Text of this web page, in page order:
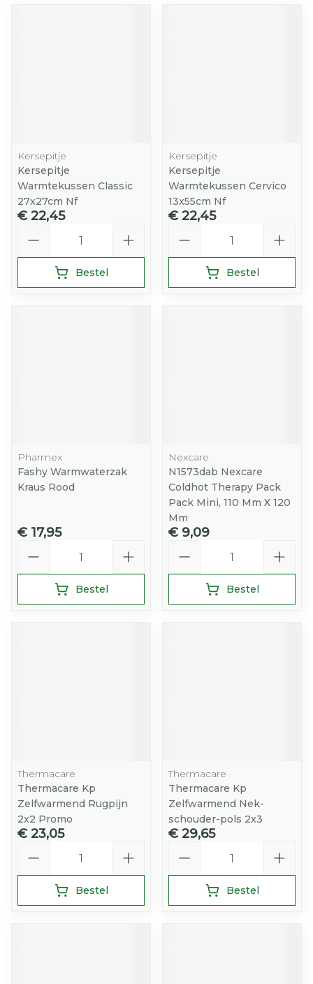
Kersepitje
Kersepitje
Warmtekussen Classic
27x27cm Nf
€ 22,45
Bestel
Kersepitje
Kersepitje
Warmtekussen Cervico
13x55cm Nf
€ 22,45
Bestel
Pharmex
Fashy Warmwaterzak
Kraus Rood
€ 17,95
Bestel
Nexcare
N1573dab Nexcare
Coldhot Therapy Pack
Pack Mini, 110 Mm X 120
Mm
€ 9,09
Bestel
Thermacare
Thermacare Kp
Zelfwarmend Rugpijn
2x2 Promo
€ 23,05
Bestel
Thermacare
Thermacare Kp
Zelfwarmend Nek-
schouder-pols 2x3
€ 29,65
Bestel